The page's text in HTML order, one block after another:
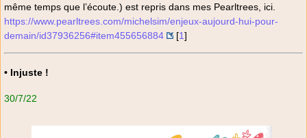
même temps que l’écoute.) est repris dans mes Pearltrees, ici.
https://www.pearltrees.com/michelsim/enjeux-aujourd-hui-pour-
demain/id37936256#item455656884
[1]
• Injuste !
30/7/22